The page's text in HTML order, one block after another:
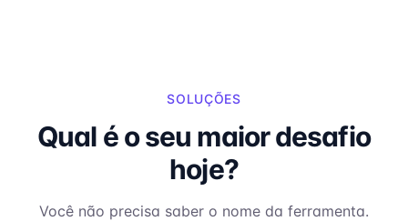
SOLUÇÕES
Qual é o seu maior desafio
hoje?
Você não precisa saber o nome da ferramenta.